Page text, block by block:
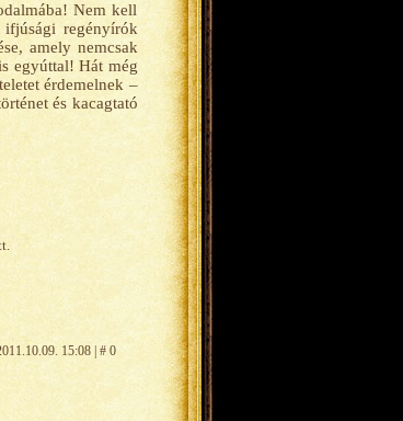
Nem kell
regényírók
amely nemcsak
egyúttal! Hát még
érdemelnek –
és kacagtató
15:08 | # 0